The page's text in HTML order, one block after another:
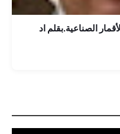
الصناعية.بقلم اد